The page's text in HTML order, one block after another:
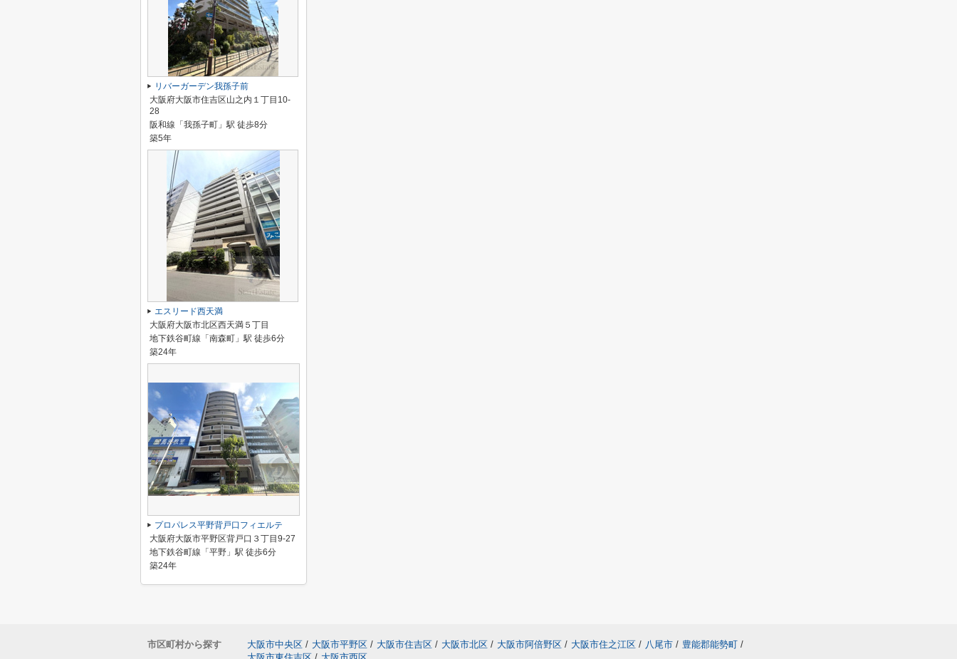
リバーガーデン我孫子前
大阪府大阪市住吉区山之内１丁目10-
28
阪和線「我孫子町」駅 徒歩8分
築5年
エスリード西天満
大阪府大阪市北区西天満５丁目
地下鉄谷町線「南森町」駅 徒歩6分
築24年
プロパレス平野背戸口フィエルテ
大阪府大阪市平野区背戸口３丁目9-27
地下鉄谷町線「平野」駅 徒歩6分
築24年
市区町村から探す 大阪市中央区 / 大阪市平野区 / 大阪市住吉区 / 大阪市北区 / 大阪市阿倍野区 / 大阪市住之江区 / 八尾市 / 豊能郡能勢町 /